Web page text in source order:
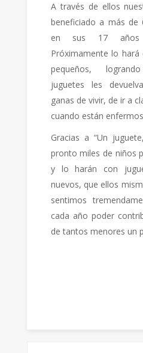
A través de ellos
beneficiado a más de
en sus 17 años
Próximamente lo
pequeños,
juguetes les
ganas de vivir, de ir a
cuando están
Gracias a “Un
pronto miles de niños
y lo harán con
nuevos, que ellos
sentimos
cada año poder
de tantos menores un